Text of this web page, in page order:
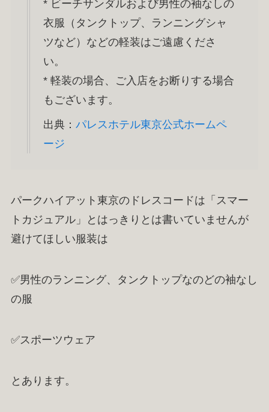
* ビーチサンダルおよび男性の袖なしの
衣服（タンクトップ、ランニングシャ
ツなど）などの軽装はご遠慮くださ
い。
* 軽装の場合、ご入店をお断りする場合
もございます。
出典： パレスホテル東京公式ホームペ
ージ
パークハイアット東京のドレスコードは「スマー
トカジュアル」とはっきりとは書いていませんが
避けてほしい服装は
✅男性のランニング、タンクトップなのどの袖なし
の服
✅スポーツウェア
とあります。